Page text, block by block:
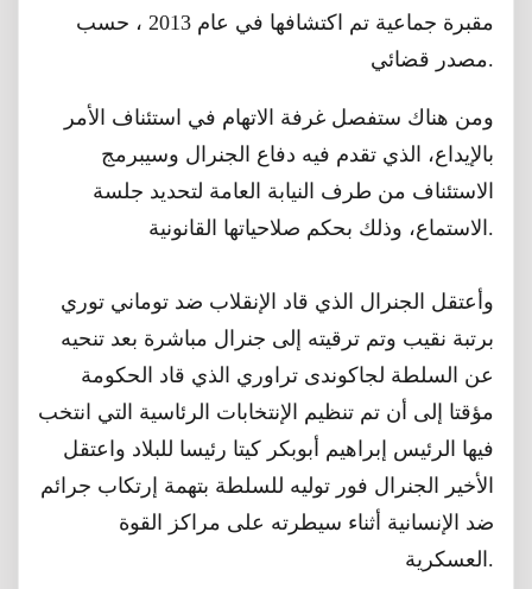
مقبرة جماعية تم اكتشافها في عام 2013 ، حسب
مصدر قضائي.
ومن هناك ستفصل غرفة الاتهام في استئناف الأمر
بالإيداع، الذي تقدم فيه دفاع الجنرال وسيبرمج
الاستئناف من طرف النيابة العامة لتحديد جلسة
الاستماع، وذلك بحكم صلاحياتها القانونية.
وأعتقل الجنرال الذي قاد الإنقلاب ضد توماني توري
برتبة نقيب وتم ترقيته إلى جنرال مباشرة بعد تنحيه
عن السلطة لجاكوندى تراوري الذي قاد الحكومة
مؤقتا إلى أن تم تنظيم الإنتخابات الرئاسية التي انتخب
فيها الرئيس إبراهيم أبوبكر كيتا رئيسا للبلاد واعتقل
الأخير الجنرال فور توليه للسلطة بتهمة إرتكاب جرائم
ضد الإنسانية أثناء سيطرته على مراكز القوة
العسكرية.